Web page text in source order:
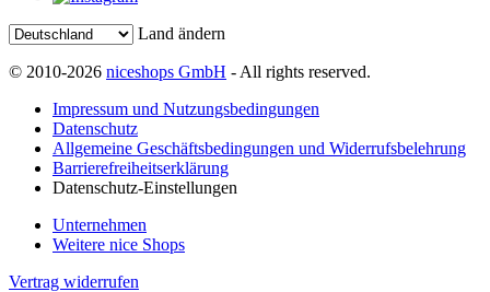
Land ändern
© 2010-2026 niceshops GmbH - All rights reserved.
Impressum und Nutzungsbedingungen
Datenschutz
Allgemeine Geschäftsbedingungen und Widerrufsbelehrung
Barrierefreiheitserklärung
Datenschutz-Einstellungen
Unternehmen
Weitere nice Shops
Vertrag widerrufen